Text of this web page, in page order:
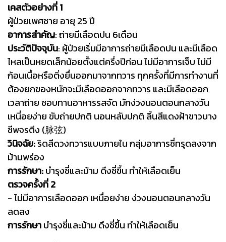
เคสตัวอย่างที่ 1
ผู้ป่วยเพศชาย อายุ 25 ปี
อาการสำคัญ: ถ่ายมีเลือดปน 6เดือน
ประวัติปัจจุบัน: ผู้ป่วยเริ่มมีอาการถ่ายมีเลือดปน และมีเลือด
ไหลเป็นหยดเล็กน้อยตั้งแต่ครึ่งปีก่อน ไม่มีอาการเจ็บ ไม่มี
ก้อนเนื้อหรือติ่งยื่นออกมาจากทวาร ทุกครั้งที่มีการทำงานที่
ต้องยกของหนักจะมีเลือดออกจากทวาร และมีเลือดออก
เวลาถ่าย ชอบทานอาหารรสจัด มักง่วงนอนตอนกลางวัน
เหนี่อยง่าย ขับถ่ายปกติ นอนหลับปกติ ลิ้นสีแดงฝ้าขาวบาง
ชีพจรตึง (脉弦)
วินิจฉัย:ริดสีดวงทวารแบบภายใน กลุ่มอาการชี่ทรุดลงจาก
ม้ามพร่อง
การรักษา:บำรุงชี่และม้าม ดึงชี่ขึ้น ทำให้เลือดเย็น
ตรวจครั้งที่ 2
- ไม่มีอาการเลือดออก เหนื่อยง่าย ง่วงนอนตอนกลางวัน
ลดลง
การรักษาบำรุงชี่และม้าม ดึงชี่ขึ้น ทำให้เลือดเย็น